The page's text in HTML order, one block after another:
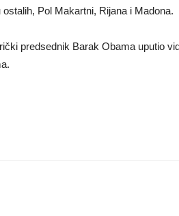
Pol Makartni, Rijana i Madona.
predsednik Barak Obama uputio